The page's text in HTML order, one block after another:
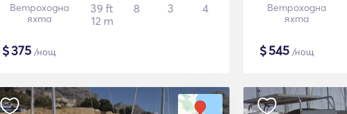
Ветроходна
яхта
39 ft
12 m
8 3 4
$375 /нощ
Ветроходна
яхта
$545 /нощ